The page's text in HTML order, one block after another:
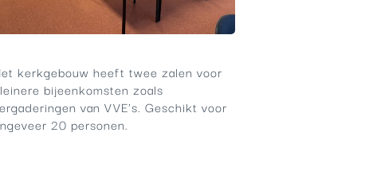
kerkgebouw heeft twee zalen voor
bijeenkomsten zoals
van VVE's. Geschikt voor
20 personen.